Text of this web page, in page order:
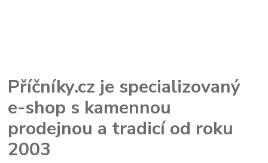
Příčníky.cz je specializovaný
e-shop s kamennou
prodejnou a tradicí od roku
2003